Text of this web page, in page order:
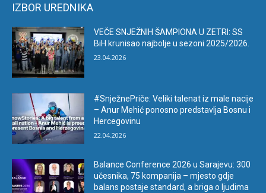
IZBOR UREDNIKA
VEČE SNJEŽNIH ŠAMPIONA U ZETRI: SS
BiH krunisao najbolje u sezoni 2025/2026.
23.04.2026
#SnježnePriče: Veliki talenat iz male nacije
– Anur Mehić ponosno predstavlja Bosnu i
Hercegovinu
22.04.2026
Balance Conference 2026 u Sarajevu: 300
učesnika, 75 kompanija – mjesto gdje
balans postaje standard, a briga o ljudima